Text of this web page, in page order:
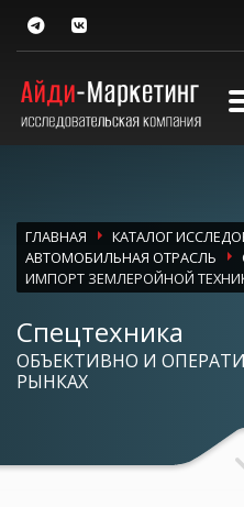
ГЛАВНАЯ
КАТАЛОГ
АВТОМОБИЛЬНАЯ ОТРАСЛЬ
ИМПОРТ ЗЕМЛЕРОЙНОЙ
Спецтехника
ОБЪЕКТИВНО И
РЫНКАХ